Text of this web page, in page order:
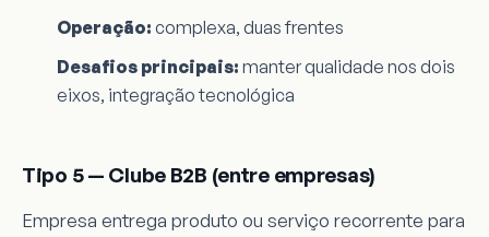
Operação: complexa, duas frentes
Desafios principais: manter qualidade nos dois
eixos, integração tecnológica
Tipo 5 — Clube B2B (entre empresas)
Empresa entrega produto ou serviço recorrente para